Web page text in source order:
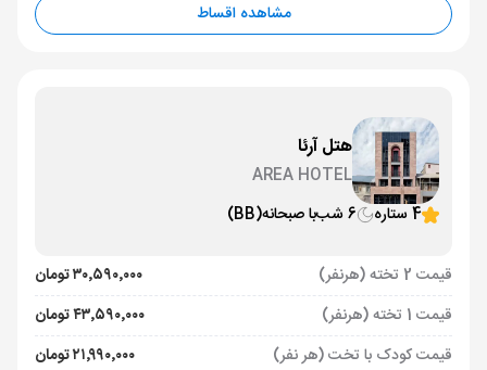
مشاهده اقساط
هتل آرئا
AREA HOTEL
4 ستاره
6 شب با صبحانه(BB)
قیمت 2 تخته (هرنفر)
۳۰٬۵۹۰٬۰۰۰ تومان
قیمت 1 تخته (هرنفر)
۴۳٬۵۹۰٬۰۰۰ تومان
قیمت کودک با تخت (هر نفر)
۲۱٬۹۹۰٬۰۰۰ تومان